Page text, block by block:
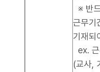
※ 반
근무기
기재되
ex.
(교사,